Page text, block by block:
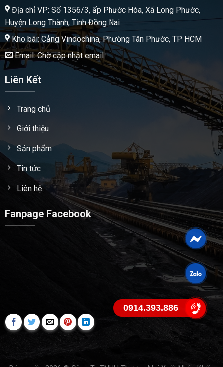
Địa chỉ VP: Số 1356/3, ấp Phước Hòa, Xã Long Phước,
Huyện Long Thành, Tỉnh Đồng Nai
Kho bãi: Cảng Vindochina, Phường Tân Phước, TP HCM
Email: Chờ cập nhật email
Liên Kết
Trang chủ
Giới thiệu
Sản phẩm
Tin tức
Liên hệ
Fanpage Facebook
0914.393.886